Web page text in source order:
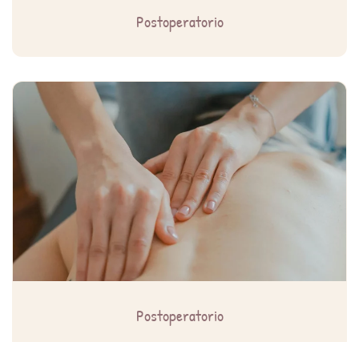
Postoperatorio
Postoperatorio